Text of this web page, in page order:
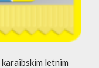
letnim